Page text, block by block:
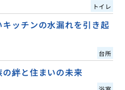
トイレ
ッチンの水漏れを引き起
台所
絆と住まいの未来